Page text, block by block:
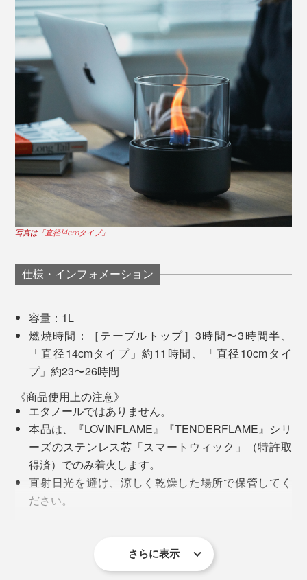
写真は「直径14cmタイプ」
仕様・インフォメーション
容量：1L
燃焼時間：［テーブルトップ］3時間〜3時間半、
「直径14cmタイプ」約11時間、「直径10cmタイ
プ」約23〜26時間
《商品使用上の注意》
エタノールではありません。
本品は、『LOVINFLAME』『TENDERFLAME』シリ
ーズのステンレス芯「スマートウィック」（特許取
得済）でのみ着火します。
直射日光を避け、涼しく乾燥した場所で保管してく
ださい。
連絡し、無理に吐かせようとしないでください。
本品が入ったままの器具をこどもの手の届く場所に
さらに表示